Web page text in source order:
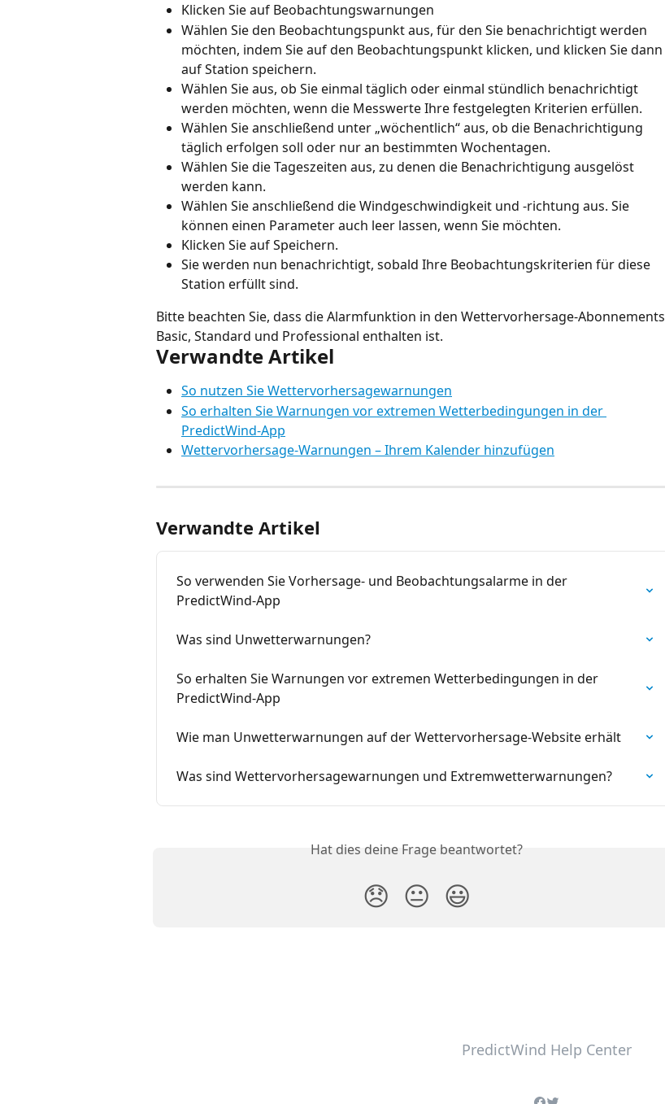
Klicken Sie auf Beobachtungswarnungen
Wählen Sie den Beobachtungspunkt aus, für den Sie benachrichtigt werden
möchten, indem Sie auf den Beobachtungspunkt klicken, und klicken Sie dann
auf Station speichern.
Wählen Sie aus, ob Sie einmal täglich oder einmal stündlich benachrichtigt
werden möchten, wenn die Messwerte Ihre festgelegten Kriterien erfüllen.
Wählen Sie anschließend unter „wöchentlich“ aus, ob die Benachrichtigung
täglich erfolgen soll oder nur an bestimmten Wochentagen.
Wählen Sie die Tageszeiten aus, zu denen die Benachrichtigung ausgelöst
werden kann.
Wählen Sie anschließend die Windgeschwindigkeit und -richtung aus. Sie
können einen Parameter auch leer lassen, wenn Sie möchten.
Klicken Sie auf Speichern.
Sie werden nun benachrichtigt, sobald Ihre Beobachtungskriterien für diese
Station erfüllt sind.
Bitte beachten Sie, dass die Alarmfunktion in den Wettervorhersage-Abonnements
Basic, Standard und Professional enthalten ist.
Verwandte Artikel
So nutzen Sie Wettervorhersagewarnungen
So erhalten Sie Warnungen vor extremen Wetterbedingungen in der
PredictWind-App
Wettervorhersage-Warnungen – Ihrem Kalender hinzufügen
Verwandte Artikel
So verwenden Sie Vorhersage- und Beobachtungsalarme in der
PredictWind-App
Was sind Unwetterwarnungen?
So erhalten Sie Warnungen vor extremen Wetterbedingungen in der
PredictWind-App
Wie man Unwetterwarnungen auf der Wettervorhersage-Website erhält
Was sind Wettervorhersagewarnungen und Extremwetterwarnungen?
Hat dies deine Frage beantwortet?
😞 😐 😃
PredictWind Help Center